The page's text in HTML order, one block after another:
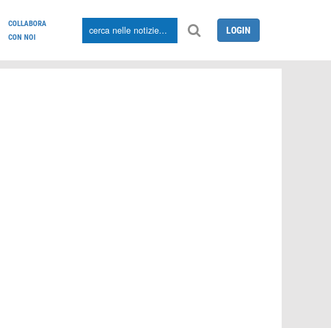
COLLABORA
CON NOI
LOGIN